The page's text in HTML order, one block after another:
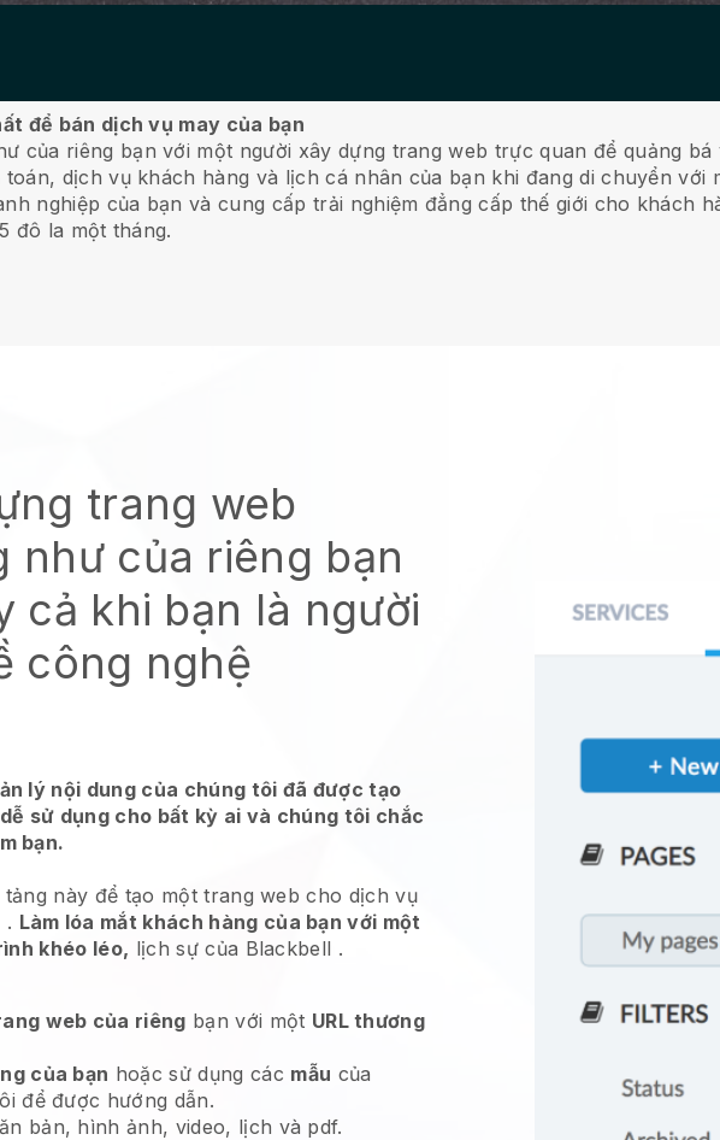
để bán dịch vụ may của bạn
của riêng bạn với một người xây dựng trang web trực quan để quảng
dịch vụ khách hàng và lịch cá nhân của bạn khi đang di chuyển với
nghiệp của bạn và cung cấp trải nghiệm đẳng cấp thế giới cho khách
đô la một tháng.
trang web
như của riêng bạn
cả khi bạn là người
công nghệ
lý nội dung của chúng tôi đã được tạo
sử dụng cho bất kỳ ai và chúng tôi chắc
bạn.
tảng này để tạo một trang web cho dịch vụ
. Làm lóa mắt khách hàng của bạn với một
khéo léo, lịch sự của Blackbell .
web của riêng bạn với một URL thương
của bạn hoặc sử dụng các mẫu của
để được hướng dẫn.
bản, hình ảnh, video, lịch và pdf.